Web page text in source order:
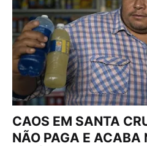
CAOS EM SANTA
NÃO PAGA E ACABA